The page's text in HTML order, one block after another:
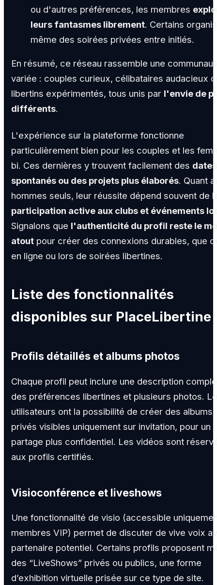
ou d'autres préférences, les membres
leurs fantasmes librement. Certains
même des soirées privées entre initiés.
En résumé, ce réseau rassemble une
variée : couples curieux, célibataires audacieux
libertins expérimentés, tous unis par l'envie de
différents.
L'expérience sur la plateforme fonctionne
particulièrement bien pour les couples et les
bi. Ces dernières y trouvent facilement des dates
spontanés ou des projets plus élaborés. Quant
hommes seuls, leur réussite dépend souvent de
participation active aux clubs et événements
Signalons que l'authenticité du profil reste le
atout pour créer des connexions durables, que
en ligne ou lors de soirées libertines.
Liste des fonctionnalités
disponibles sur PlaceLibertine
Profils détaillés et albums photos
Chaque profil peut inclure une description
des préférences libertines et plusieurs photos.
utilisateurs ont la possibilité de créer des albums
privés visibles uniquement sur invitation, pour un
partage plus confidentiel. Les vidéos sont
aux profils certifiés.
Visioconférence et liveshows
Une fonctionnalité de visio (accessible
membres VIP) permet de discuter de vive voix
partenaire potentiel. Certains profils proposent
des “LiveShows” privés ou publics, une forme
d’exhibition virtuelle prisée sur ce type de site.